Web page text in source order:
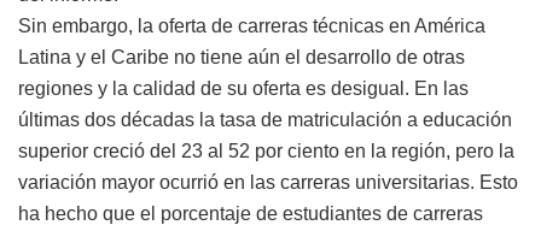
Sin embargo, la oferta de carreras técnicas en América
Latina y el Caribe no tiene aún el desarrollo de otras
regiones y la calidad de su oferta es desigual. En las
últimas dos décadas la tasa de matriculación a educación
superior creció del 23 al 52 por ciento en la región, pero la
variación mayor ocurrió en las carreras universitarias. Esto
ha hecho que el porcentaje de estudiantes de carreras